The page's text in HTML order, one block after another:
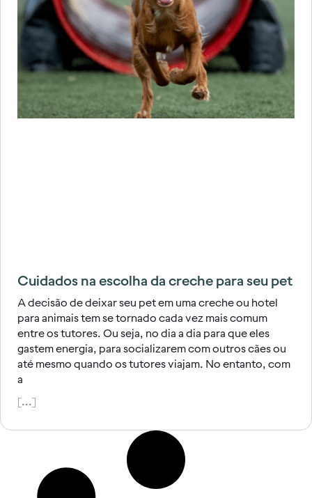
Cuidados na escolha da creche para seu pet
A decisão de deixar seu pet em uma creche ou hotel
para animais tem se tornado cada vez mais comum
entre os tutores. Ou seja, no dia a dia para que eles
gastem energia, para socializarem com outros cães ou
até mesmo quando os tutores viajam. No entanto, com
a
[...]